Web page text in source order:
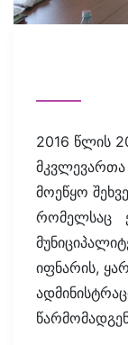
2016 წლის
მკვლევართა
მოეწყო
რომელსაც
იფნარის,